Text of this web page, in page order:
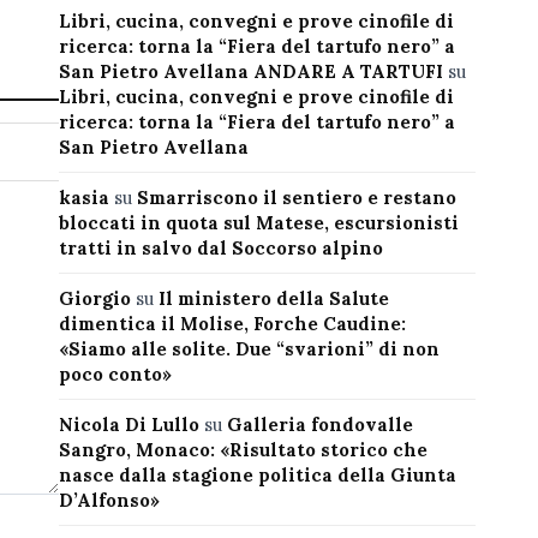
Libri, cucina, convegni e prove cinofile di
ricerca: torna la “Fiera del tartufo nero” a
San Pietro Avellana ANDARE A TARTUFI su
Libri, cucina, convegni e prove cinofile di
ricerca: torna la “Fiera del tartufo nero” a
San Pietro Avellana
kasia su Smarriscono il sentiero e restano
bloccati in quota sul Matese, escursionisti
tratti in salvo dal Soccorso alpino
Giorgiosu Il ministero della Salute
dimentica il Molise, Forche Caudine:
«Siamo alle solite. Due “svarioni” di non
poco conto»
Nicola Di Lullosu Galleria fondovalle
Sangro, Monaco: «Risultato storico che
nasce dalla stagione politica della Giunta
D’Alfonso»